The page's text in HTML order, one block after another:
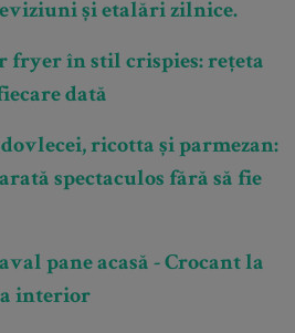
și etalări zilnice.
fryer în stil crispies: rețeta
dată
ricotta și parmezan:
spectaculos fără să fie
pane acasă - Crocant la
interior